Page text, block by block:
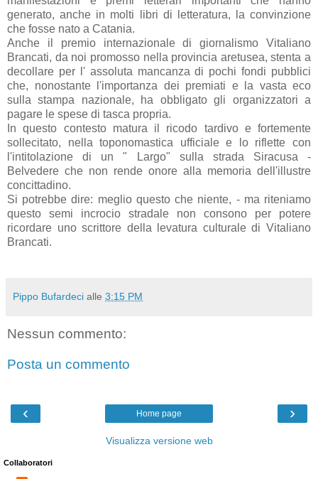
generato, anche in molti libri di letteratura, la convinzione
che fosse nato a Catania.
Anche il premio internazionale di giornalismo Vitaliano
Brancati, da noi promosso nella provincia aretusea, stenta a
decollare per l' assoluta mancanza di pochi fondi pubblici
che, nonostante l'importanza dei premiati e la vasta eco
sulla stampa nazionale, ha obbligato gli organizzatori a
pagare le spese di tasca propria.
In questo contesto matura il ricodo tardivo e fortemente
sollecitato, nella toponomastica ufficiale e lo riflette con
l'intitolazione di un " Largo" sulla strada Siracusa -
Belvedere che non rende onore alla memoria dell'illustre
concittadino.
Si potrebbe dire: meglio questo che niente, - ma riteniamo
questo semi incrocio stradale non consono per potere
ricordare uno scrittore della levatura culturale di Vitaliano
Brancati.
Pippo Bufardeci alle 3:15 PM
Nessun commento:
Posta un commento
‹ ›
Home page
Visualizza versione web
Collaboratori